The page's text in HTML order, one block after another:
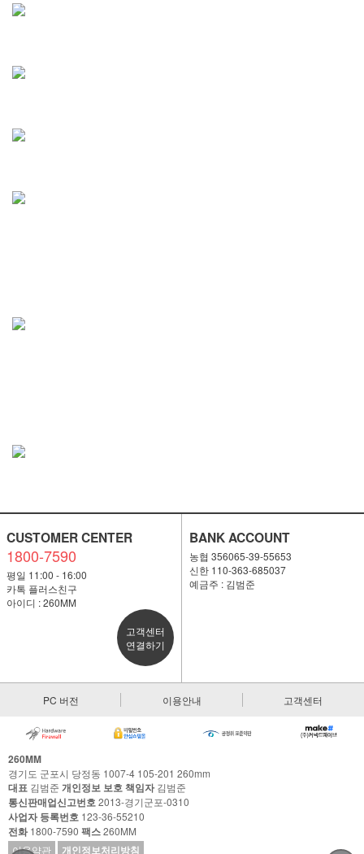
CUSTOMER CENTER
1800-7590
평일 11:00 - 16:00
카톡 플러스친구
아이디 : 260MM
고객센터
연결하기
BANK ACCOUNT
농협 356065-39-55653
신한 110-363-685037
예금주 : 김범준
PC 버전 이용안내 고객센터
260MM
경기도 군포시 당정동 1007-4 105-201 260mm
대표 김범준 개인정보 보호 책임자김범준
통신판매업신고번호2013-경기군포-0310
사업자 등록번호 123-36-55210
전화1800-7590 팩스260MM
이용약관
개인정보처리방침